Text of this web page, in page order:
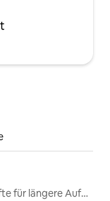
Unterkünfte für längere Aufenthalte